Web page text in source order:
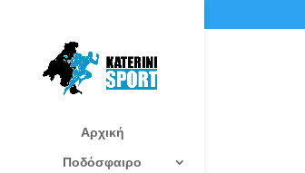
Αρχική
Ποδόσφαιρο